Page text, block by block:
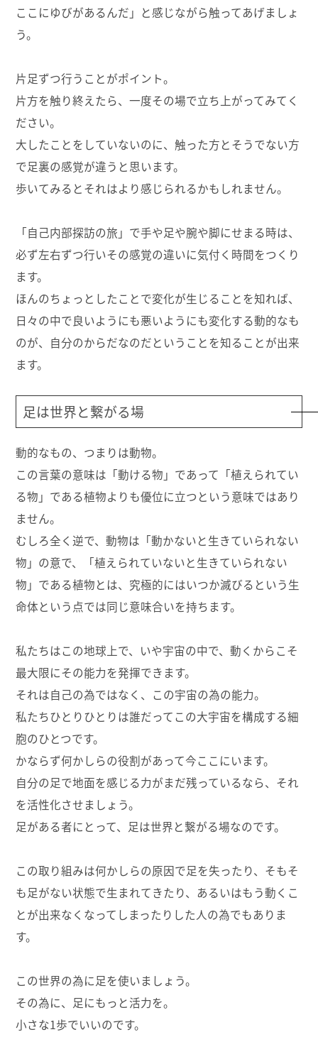
ここにゆびがあるんだ」と感じながら触ってあげましょ
う。
片足ずつ行うことがポイント。
片方を触り終えたら、一度その場で立ち上がってみてく
ださい。
大したことをしていないのに、触った方とそうでない方
で足裏の感覚が違うと思います。
歩いてみるとそれはより感じられるかもしれません。
「自己内部探訪の旅」で手や足や腕や脚にせまる時は、
必ず左右ずつ行いその感覚の違いに気付く時間をつくり
ます。
ほんのちょっとしたことで変化が生じることを知れば、
日々の中で良いようにも悪いようにも変化する動的なも
のが、自分のからだなのだということを知ることが出来
ます。
足は世界と繋がる場
動的なもの、つまりは動物。
この言葉の意味は「動ける物」であって「植えられてい
る物」である植物よりも優位に立つという意味ではあり
ません。
むしろ全く逆で、動物は「動かないと生きていられない
物」の意で、「植えられていないと生きていられない
物」である植物とは、究極的にはいつか滅びるという生
命体という点では同じ意味合いを持ちます。
私たちはこの地球上で、いや宇宙の中で、動くからこそ
最大限にその能力を発揮できます。
それは自己の為ではなく、この宇宙の為の能力。
私たちひとりひとりは誰だってこの大宇宙を構成する細
胞のひとつです。
かならず何かしらの役割があって今ここにいます。
自分の足で地面を感じる力がまだ残っているなら、それ
を活性化させましょう。
足がある者にとって、足は世界と繋がる場なのです。
この取り組みは何かしらの原因で足を失ったり、そもそ
も足がない状態で生まれてきたり、あるいはもう動くこ
とが出来なくなってしまったりした人の為でもありま
す。
この世界の為に足を使いましょう。
その為に、足にもっと活力を。
小さな1歩でいいのです。